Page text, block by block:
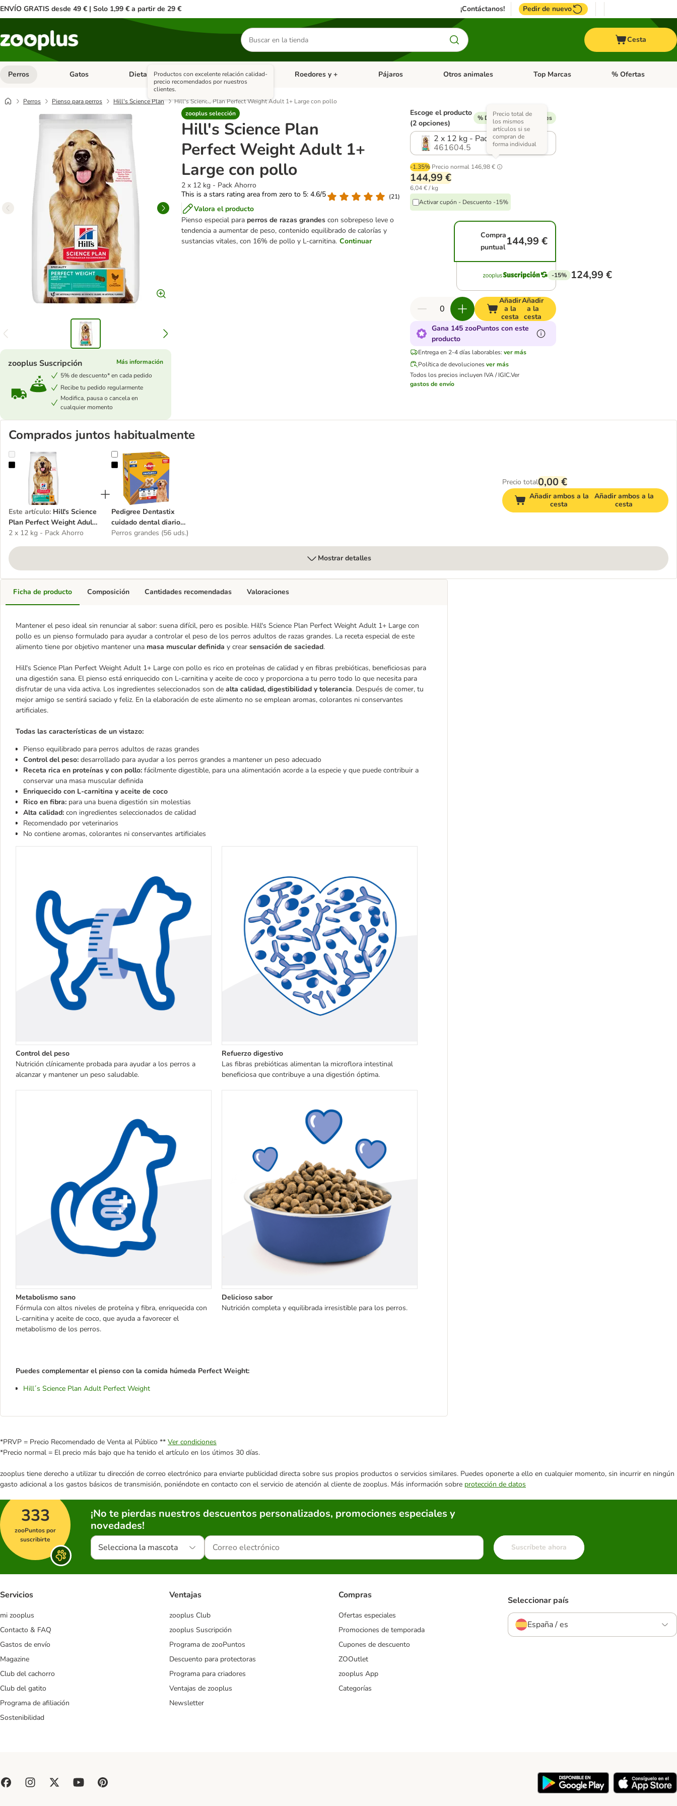
ENVÍO GRATIS desde 49 € | Solo 1,99 € a partir de 29 € ¡Contáctanos! Pedir de nuevo
Buscar
productos
Cesta
Perros Menú de categoria abierto: Perros
Gatos Menú de categoria abierto: Gatos
Dieta Vet. Menú de categoria abierto: Dieta Vet.
Antiparasitarios Menú de categoria abierto: Antiparasitarios
Roedores y + Menú de categoria abierto: Roedores y +
Pájaros Menú de categoria abierto: Pájaros
Otros animales Menú de categoria abierto: Otros animales
Top Marcas Menú de categoria
% Ofertas
Perros Pienso para perros Hill's Science Plan
Hill's Science Plan Perfect Weight Adult 1+ Large con pollo
zooplus selección
Productos con excelente relación calidad-
precio recomendados por nuestros
clientes.
Hill's Science Plan
Perfect Weight Adult 1+
Large con pollo
2 x 12 kg - Pack Ahorro
This is a stars rating area from zero to 5: 4.6/5
(21)
Valora el producto
Pienso especial para perros de razas grandes con sobrepeso leve o
tendencia a aumentar de peso, contenido equilibrado de calorías y
sustancias vitales, con 16% de pollo y L-carnitina. Continuar
zooplus Suscripción
Más información
5% de descuento* en cada pedido
Recibe tu pedido regularmente
Modifica, pausa o cancela en
cualquier momento
Escoge el producto
(2 opciones)
% Descuentos disponibles
2 x 12 kg - Pack Ahorro
461604.5
-1.35% Precio normal 146,98 €
Precio total de
los mismos
artículos si se
compran de
forma individual
144,99 €
6,04 € / kg
Activar cupón - Descuento -15%
Compra
puntual 144,99 €
-15% 124,99 €
Añadir
a la
cesta
Añadir
a la
cesta
Gana 145 zooPuntos con este
producto
Entrega en 2-4 días laborables: ver más
Política de devolucionesver más
Todos los precios incluyen IVA / IGIC.Ver
gastos de envío
Comprados juntos habitualmente
Hill's Science Plan Perfect Weight Adult 1+ Large con pollo
Este artículo: Hill's Science
Plan Perfect Weight Adult
1+ Large con pollo
2 x 12 kg - Pack Ahorro
Pedigree Dentastix cuidado dental diario snacks para perros
Pedigree Dentastix
cuidado dental diario
snacks para perros
Perros grandes (56 uds.)
Precio total0,00 €
Añadir ambos a la
cesta
Añadir ambos a la
cesta
Mostrar detalles
Ficha de producto
Mantener el peso ideal sin renunciar al sabor: suena difícil, pero es posible. Hill's Science Plan Perfect Weight Adult 1+ Large con
pollo es un pienso formulado para ayudar a controlar el peso de los perros adultos de razas grandes. La receta especial de este
alimento tiene por objetivo mantener una masa muscular definida y crear sensación de saciedad.
Hill's Science Plan Perfect Weight Adult 1+ Large con pollo es rico en proteínas de calidad y en fibras prebióticas, beneficiosas para
una digestión sana. El pienso está enriquecido con L-carnitina y aceite de coco y proporciona a tu perro todo lo que necesita para
disfrutar de una vida activa. Los ingredientes seleccionados son de alta calidad, digestibilidad y tolerancia. Después de comer, tu
mejor amigo se sentirá saciado y feliz. En la elaboración de este alimento no se emplean aromas, colorantes ni conservantes
artificiales.
Todas las características de un vistazo:
Pienso equilibrado para perros adultos de razas grandes
Control del peso: desarrollado para ayudar a los perros grandes a mantener un peso adecuado
Receta rica en proteínas y con pollo: fácilmente digestible, para una alimentación acorde a la especie y que puede contribuir a
conservar una masa muscular definida
Enriquecido con L-carnitina y aceite de coco
Rico en fibra: para una buena digestión sin molestias
Alta calidad: con ingredientes seleccionados de calidad
Recomendado por veterinarios
No contiene aromas, colorantes ni conservantes artificiales
Control del peso
Nutrición clínicamente probada para ayudar a los perros a
alcanzar y mantener un peso saludable.
Refuerzo digestivo
Las fibras prebióticas alimentan la microflora intestinal
beneficiosa que contribuye a una digestión óptima.
Metabolismo sano
Fórmula con altos niveles de proteína y fibra, enriquecida con
L-carnitina y aceite de coco, que ayuda a favorecer el
metabolismo de los perros.
Delicioso sabor
Nutrición completa y equilibrada irresistible para los perros.
Puedes complementar el pienso con la comida húmeda Perfect Weight:
Hill´s Science Plan Adult Perfect Weight
Composición Cantidades recomendadas Valoraciones
*PRVP = Precio Recomendado de Venta al Público ** Ver condiciones
*Precio normal = El precio más bajo que ha tenido el artículo en los útimos 30 días.
zooplus tiene derecho a utilizar tu dirección de correo electrónico para enviarte publicidad directa sobre sus propios productos o servicios similares. Puedes oponerte a ello en cualquier momento, sin incurrir en ningún
gasto adicional a los gastos básicos de transmisión, poniéndote en contacto con el servicio de atención al cliente de zooplus. Más información sobre protección de datos
333
zooPuntos por
suscribirte
¡No te pierdas nuestros descuentos personalizados, promociones especiales y
novedades!
Selecciona la mascota Suscríbete ahora
Servicios
mi zooplus
Contacto & FAQ
Gastos de envío
Magazine
Club del cachorro
Club del gatito
Programa de afiliación
Sostenibilidad
Ventajas
zooplus Club
zooplus Suscripción
Programa de zooPuntos
Descuento para protectoras
Programa para criadores
Ventajas de zooplus
Newsletter
Compras
Ofertas especiales
Promociones de temporada
Cupones de descuento
ZOOutlet
zooplus App
Categorías
Seleccionar país
España / es